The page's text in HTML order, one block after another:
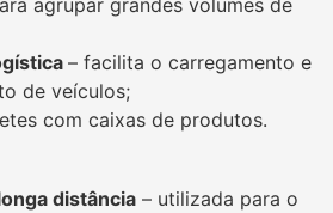
agrupar grandes volumes de
– facilita o carregamento e
de veículos;
com caixas de produtos.
distância – utilizada para o